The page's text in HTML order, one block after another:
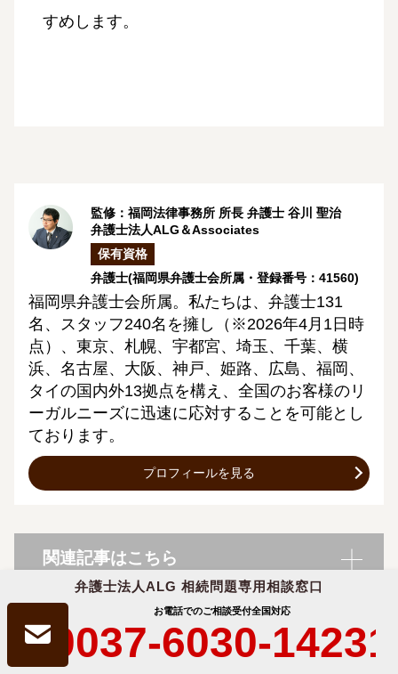
弁護士法人ALG 相続問題専用相談窓口
お電話でのご相談受付全国対応
0037-6030-14231
すめします。
監修：福岡法律事務所 所長 弁護士 谷川 聖治
弁護士法人ALG＆Associates
保有資格
弁護士(福岡県弁護士会所属・登録番号：41560)
福岡県弁護士会所属。私たちは、弁護士131
名、スタッフ240名を擁し（※2026年4月1日時
点）、東京、札幌、宇都宮、埼玉、千葉、横
浜、名古屋、大阪、神戸、姫路、広島、福岡、
タイの国内外13拠点を構え、全国のお客様のリ
ーガルニーズに迅速に応対することを可能とし
ております。
プロフィールを見る
関連記事はこちら
遺言書を残す？残さない？遺言書を見つけたら？遺言書の